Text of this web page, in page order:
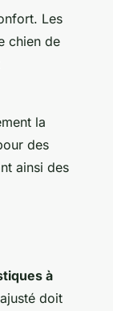
Les
chien de
la
des
ainsi des
à
doit